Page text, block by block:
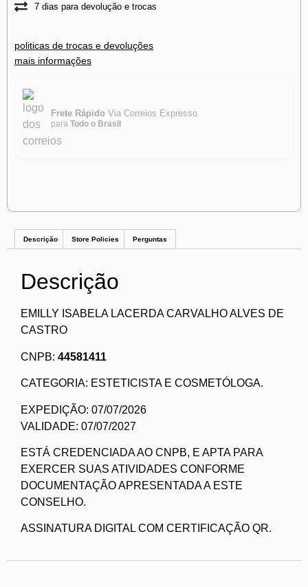
7 dias para devolução e trocas
politicas de trocas e devoluções
mais informações
Frete Rápido Via Correios Expresso
para Todo o Brasil
Descrição Store Policies Perguntas
Descrição
EMILLY ISABELA LACERDA CARVALHO ALVES DE
CASTRO
CNPB: 44581411
CATEGORIA: ESTETICISTA E COSMETÓLOGA.
EXPEDIÇÃO: 07/07/2026
VALIDADE: 07/07/2027
ESTÁ CREDENCIADA AO CNPB, E APTA PARA
EXERCER SUAS ATIVIDADES CONFORME
DOCUMENTAÇÃO APRESENTADA A ESTE
CONSELHO.
ASSINATURA DIGITAL COM CERTIFICAÇÃO QR.